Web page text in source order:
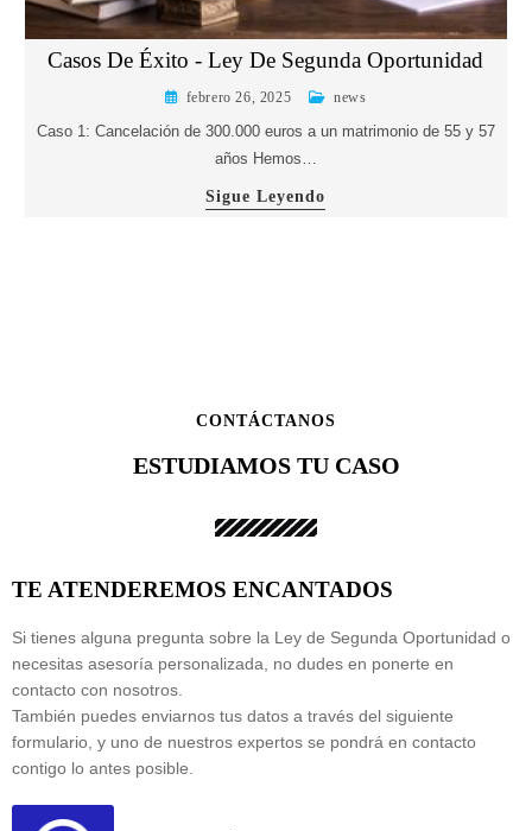
Casos De Éxito - Ley De Segunda Oportunidad
febrero 26, 2025 news
Caso 1: Cancelación de 300.000 euros a un matrimonio de 55 y 57
años Hemos…
Sigue Leyendo
CONTÁCTANOS
ESTUDIAMOS TU CASO
TE ATENDEREMOS ENCANTADOS
Si tienes alguna pregunta sobre la Ley de Segunda Oportunidad o
necesitas asesoría personalizada, no dudes en ponerte en
contacto con nosotros.
También puedes enviarnos tus datos a través del siguiente
formulario, y uno de nuestros expertos se pondrá en contacto
contigo lo antes posible.